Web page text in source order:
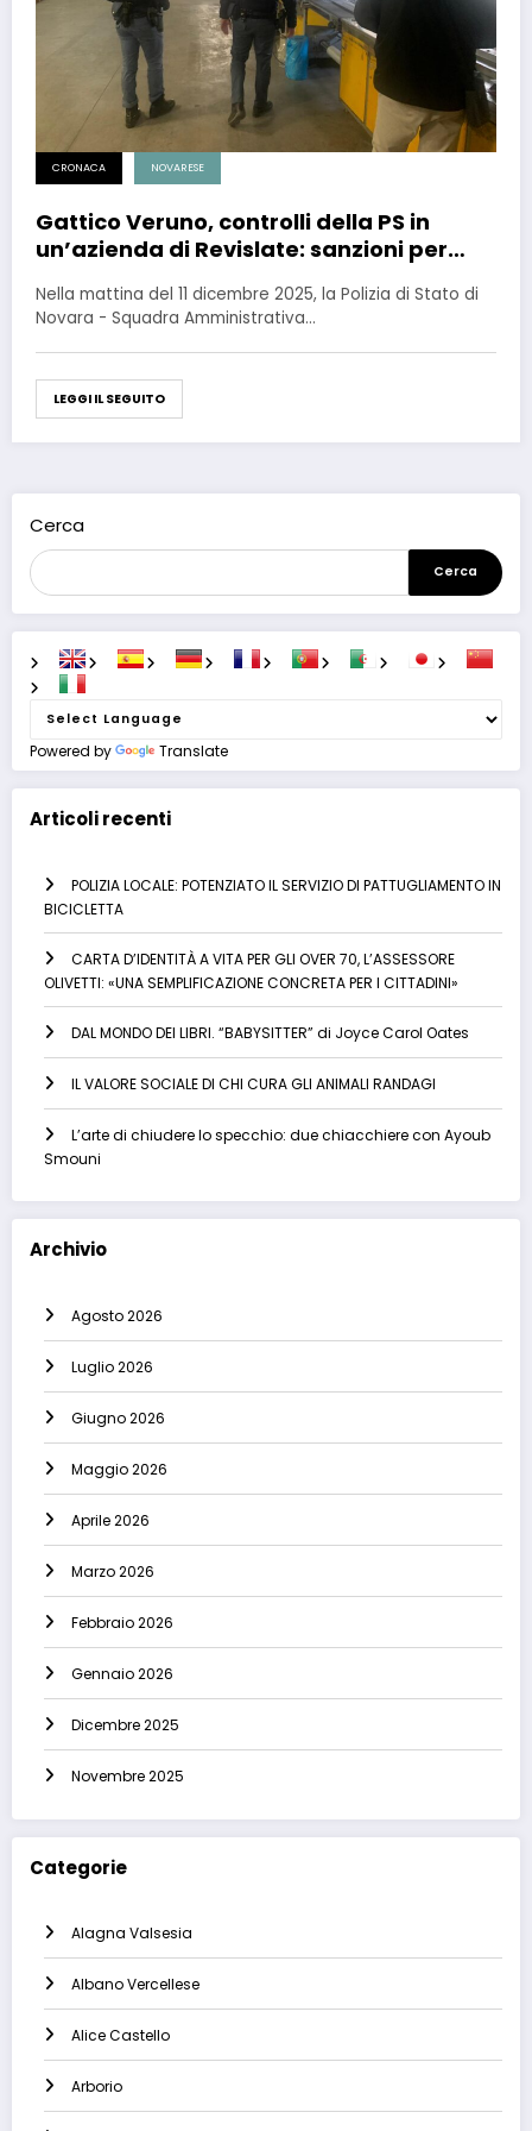
CRONACA NOVARESE
Gattico Veruno, controlli della PS in
un’azienda di Revislate: sanzioni per
Nella mattina del 11 dicembre 2025, la Polizia di Stato di
Novara - Squadra Amministrativa…
LEGGI IL SEGUITO
Cerca
Cerca
Powered by Translate
Articoli recenti
POLIZIA LOCALE: POTENZIATO IL SERVIZIO DI PATTUGLIAMENTO IN
BICICLETTA
CARTA D’IDENTITÀ A VITA PER GLI OVER 70, L’ASSESSORE
OLIVETTI: «UNA SEMPLIFICAZIONE CONCRETA PER I CITTADINI»
DAL MONDO DEI LIBRI. “BABYSITTER” di Joyce Carol Oates
IL VALORE SOCIALE DI CHI CURA GLI ANIMALI RANDAGI
L’arte di chiudere lo specchio: due chiacchiere con Ayoub
Smouni
Archivio
Agosto 2026
Luglio 2026
Giugno 2026
Maggio 2026
Aprile 2026
Marzo 2026
Febbraio 2026
Gennaio 2026
Dicembre 2025
Novembre 2025
Categorie
Alagna Valsesia
Albano Vercellese
Alice Castello
Arborio